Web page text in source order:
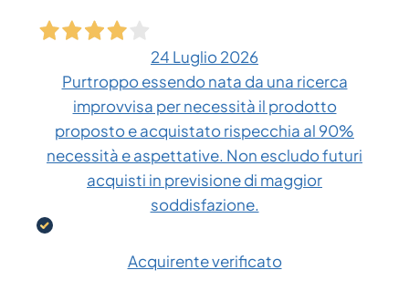
24 Luglio 2026
Purtroppo essendo nata da una ricerca
improvvisa per necessità il prodotto
proposto e acquistato rispecchia al 90%
necessità e aspettative. Non escludo futuri
acquisti in previsione di maggior
soddisfazione.
Acquirente verificato